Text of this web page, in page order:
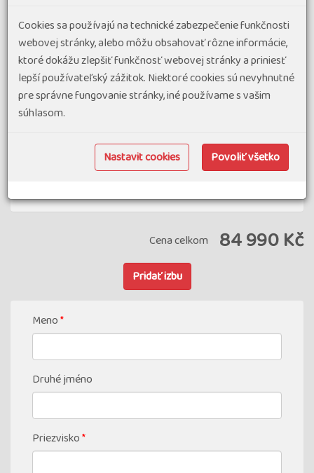
Vyberte si slevu
First Moment 4 % za přihlášení více než 6 měsíců
před odjezdem (max. 5 000 Kč)
First Moment 5 % (věrnostní) za přihlášení více než 6
sleva bonus 500 Kč za nákup 2 a více zájezdů pro
Cena celkom 84 990 Kč
Pridať izbu
Meno*
Druhé jméno
Priezvisko*
Cookies sa používajú na technické zabezpečenie funkčnosti
webovej stránky, alebo môžu obsahovať rôzne informácie,
ktoré dokážu zlepšiť funkčnosť webovej stránky a priniesť
lepší používateľský zážitok. Niektoré cookies sú nevyhnutné
pre správne fungovanie stránky, iné používame s vašim
súhlasom.
Nastavit cookies Povoliť všetko